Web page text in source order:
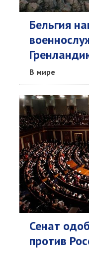
Бельгия
В мире
Сенат
против